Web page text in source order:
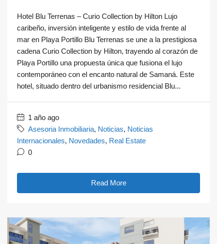
Hotel Blu Terrenas – Curio Collection by Hilton Lujo
caribeño, inversión inteligente y estilo de vida frente al
mar en Playa Portillo Blu Terrenas se une a la prestigiosa
cadena Curio Collection by Hilton, trayendo al corazón de
Playa Portillo una propuesta única que fusiona el lujo
contemporáneo con el encanto natural de Samaná. Este
hotel, situado dentro del urbanismo residencial Blu...
1 año ago
Asesoria Inmobiliaria, Noticias, Noticias
Internacionales, Novedades, Real Estate
0
Read More